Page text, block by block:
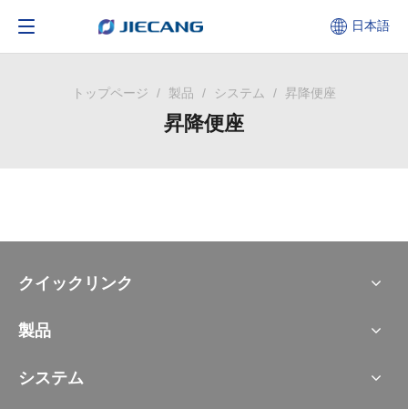
日本語
トップページ / 製品 / システム / 昇降便座
昇降便座
クイックリンク
製品
システム